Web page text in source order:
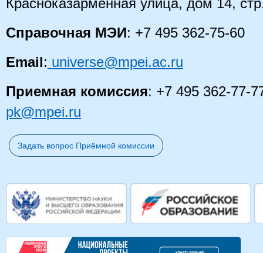
Красноказарменная улица, дом 14,
Справочная МЭИ: +7 495 362-75-60
Email: universe@mpei.ac.ru
Приемная комиссия: +7 495 362-77-
pk@mpei.ru
Задать вопрос Приёмной комиссии